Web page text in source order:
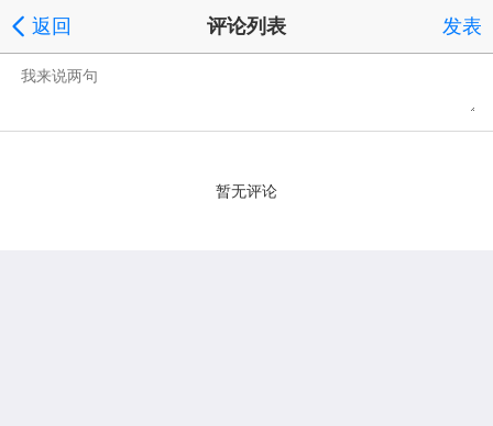
返回 评论列表 发表
暂无评论